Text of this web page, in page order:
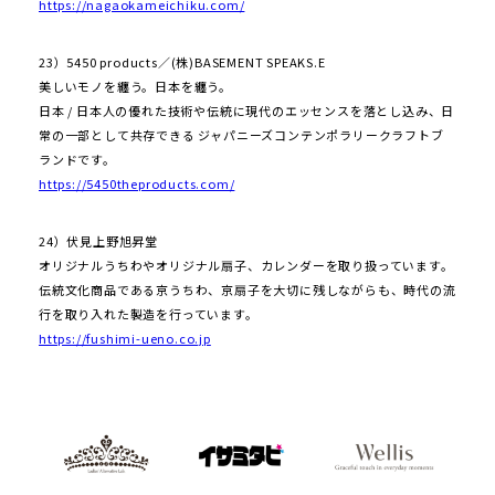
https://nagaokameichiku.com/
23）5450 products／(株)BASEMENT SPEAKS.E
美しいモノを纏う。日本を纏う。
日本 / 日本人の優れた技術や伝統に現代のエッセンスを落とし込み、日
常の一部として共存できる ジャパニーズコンテンポラリークラフトブ
ランドです。
https://5450theproducts.com/
24）伏見上野旭昇堂
オリジナルうちわやオリジナル扇子、カレンダーを取り扱っています。
伝統文化商品である京うちわ、京扇子を大切に残しながらも、時代の流
行を取り入れた製造を行っています。
https://fushimi-ueno.co.jp